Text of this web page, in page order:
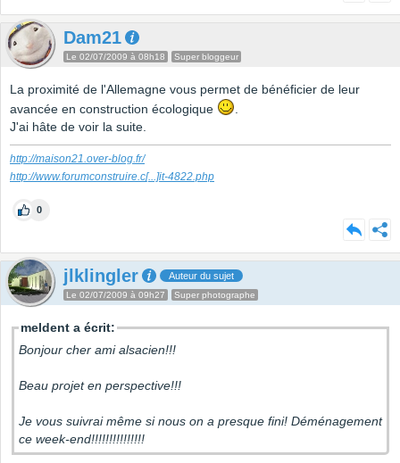
Dam21
Le 02/07/2009 à 08h18 Super bloggeur
La proximité de l'Allemagne vous permet de bénéficier de leur
avancée en construction écologique
.
J'ai hâte de voir la suite.
http://maison21.over-blog.fr/
http://www.forumconstruire.c[...]it-4822.php
0
jlklingler Auteur du sujet
Le 02/07/2009 à 09h27 Super photographe
meldent a écrit:
Bonjour cher ami alsacien!!!
Beau projet en perspective!!!
Je vous suivrai même si nous on a presque fini! Déménagement
ce week-end!!!!!!!!!!!!!!!